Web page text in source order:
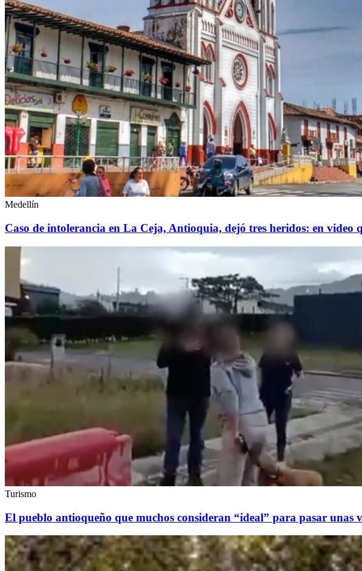
Medellín
Caso de intolerancia en La Ceja, Antioquia, dejó tres heridos: en
Turismo
El pueblo antioqueño que muchos consideran “ideal” para pasar unas